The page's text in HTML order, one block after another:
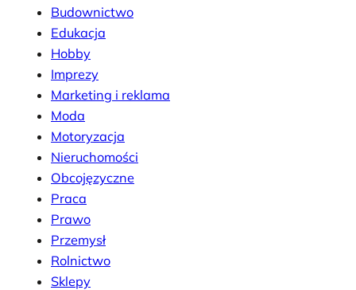
Budownictwo
Edukacja
Hobby
Imprezy
Marketing i reklama
Moda
Motoryzacja
Nieruchomości
Obcojęzyczne
Praca
Prawo
Przemysł
Rolnictwo
Sklepy